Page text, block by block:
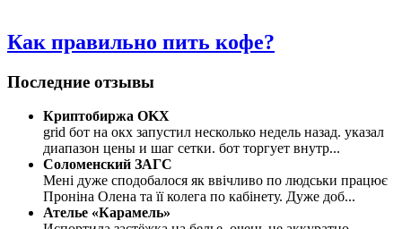
Как правильно пить кофе?
Последние отзывы
Криптобиржа OKX
grid бот на окх запустил несколько недель назад. указал
диапазон цены и шаг сетки. бот торгует внутр...
Соломенский ЗАГС
Мені дуже сподобалося як ввічливо по людськи працює
Проніна Олена та її колега по кабінету. Дуже доб...
Ателье «Карамель»